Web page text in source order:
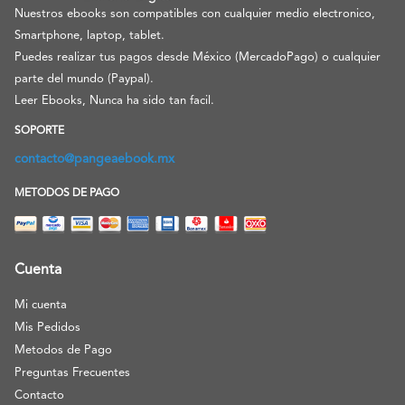
Nuestros ebooks son compatibles con cualquier medio electronico,
Smartphone, laptop, tablet.
Puedes realizar tus pagos desde México (MercadoPago) o cualquier
parte del mundo (Paypal).
Leer Ebooks, Nunca ha sido tan facil.
SOPORTE
contacto@pangeaebook.mx
METODOS DE PAGO
Cuenta
Mi cuenta
Mis Pedidos
Metodos de Pago
Preguntas Frecuentes
Contacto